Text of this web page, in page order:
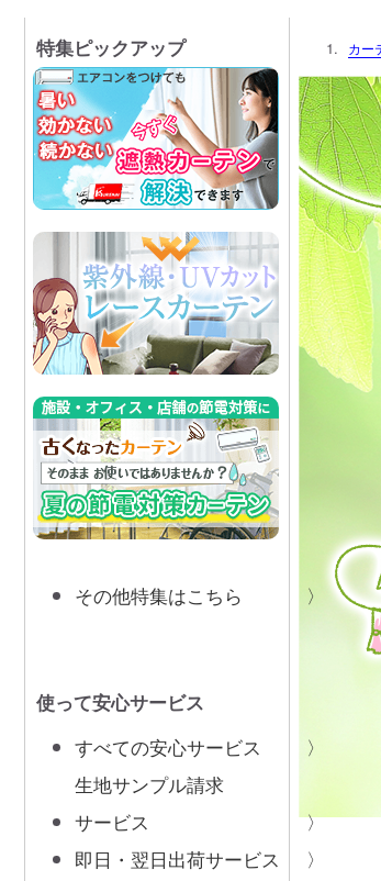
カー
特集ピックアップ
その他特集はこちら
使って安心サービス
すべての安心サービス
生地サンプル請求
サービス
即日・翌日出荷サービス